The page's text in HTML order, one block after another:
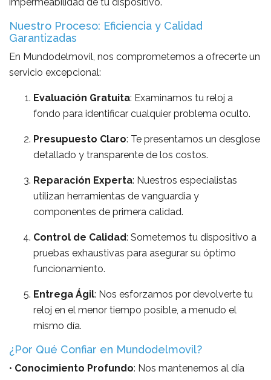
Nuestro Proceso: Eficiencia y Calidad
Garantizadas
En Mundodelmovil, nos comprometemos a ofrecerte un
servicio excepcional:
Evaluación Gratuita: Examinamos tu reloj a
fondo para identificar cualquier problema oculto.
Presupuesto Claro: Te presentamos un desglose
detallado y transparente de los costos.
Reparación Experta: Nuestros especialistas
utilizan herramientas de vanguardia y
componentes de primera calidad.
Control de Calidad: Sometemos tu dispositivo a
pruebas exhaustivas para asegurar su óptimo
funcionamiento.
Entrega Ágil: Nos esforzamos por devolverte tu
reloj en el menor tiempo posible, a menudo el
mismo día.
¿Por Qué Confiar en Mundodelmovil?
• Conocimiento Profundo: Nos mantenemos al día